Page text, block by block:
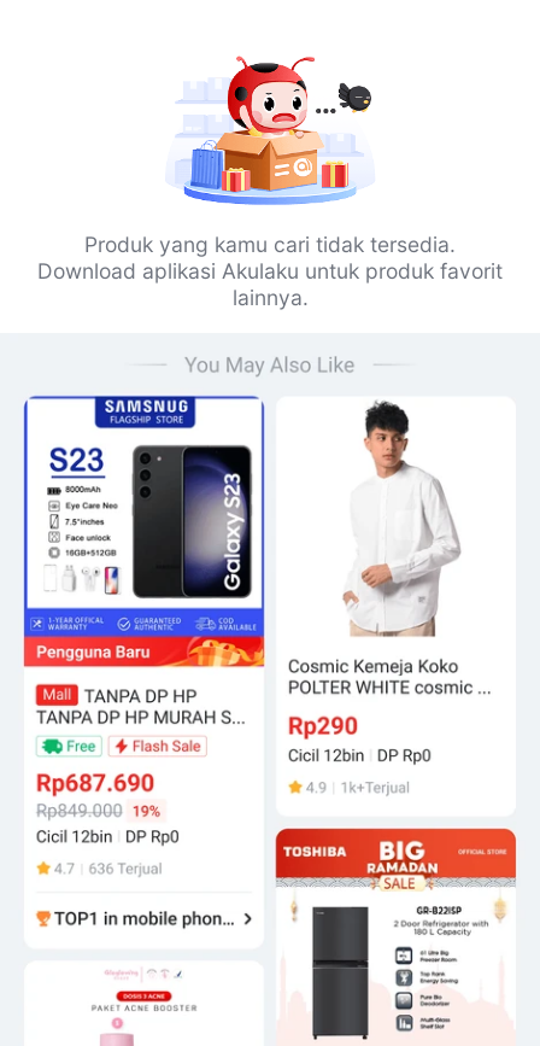
Produk yang kamu cari tidak tersedia.
Download aplikasi Akulaku untuk produk favorit
lainnya.